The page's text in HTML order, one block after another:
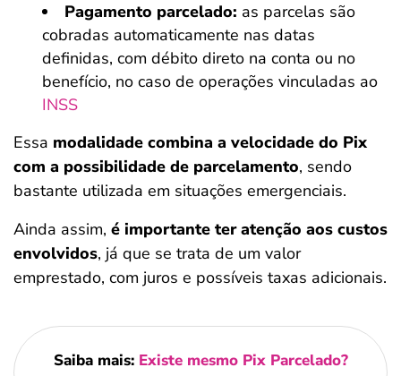
Pagamento parcelado: as parcelas são
cobradas automaticamente nas datas
definidas, com débito direto na conta ou no
benefício, no caso de operações vinculadas ao
INSS
Essa modalidade combina a velocidade do Pix
com a possibilidade de parcelamento, sendo
bastante utilizada em situações emergenciais.
Ainda assim, é importante ter atenção aos custos
envolvidos, já que se trata de um valor
emprestado, com juros e possíveis taxas adicionais.
Saiba mais: Existe mesmo Pix Parcelado?